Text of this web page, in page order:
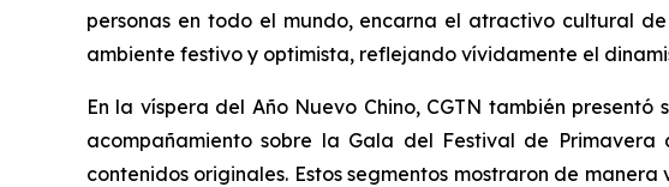
personas en todo el mundo, encarna el atractivo cultural
ambiente festivo y optimista, reflejando vívidamente el
En la víspera del Año Nuevo Chino, CGTN también
acompañamiento sobre la Gala del Festival de
contenidos originales. Estos segmentos mostraron de